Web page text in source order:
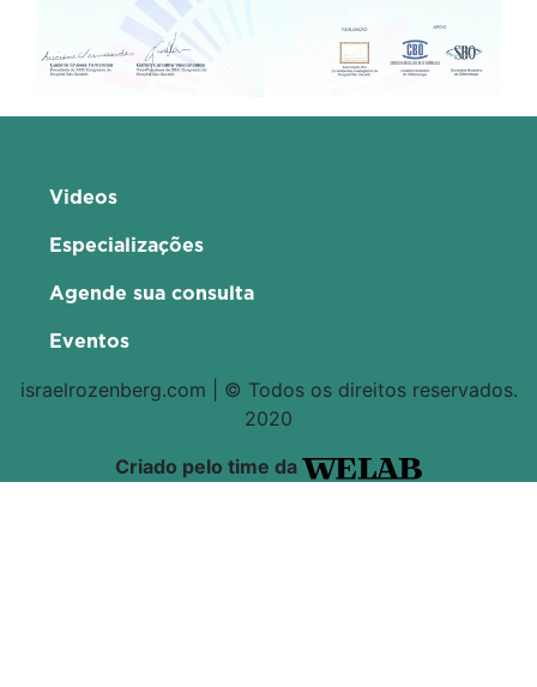
Videos
Especializações
Agende sua consulta
Eventos
israelrozenberg.com | © Todos os direitos reservados.
2020
Criado pelo time da